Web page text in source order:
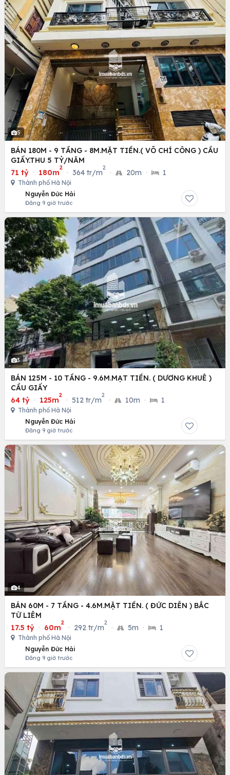
5
BÁN 180M - 9 TẦNG - 8M.MẶT TIỀN.( VÕ CHÍ CÔNG ) CẦU
GIẤY.THU 5 TỶ/NĂM
71 tỷ · 180m
2
· 364 tr/m
2
· 20m · 1
Thành phố Hà Nội
Nguyễn Đức Hải
Đăng 9 giờ trước
3
BÁN 125M - 10 TẦNG - 9.6M.MẠT TIỀN. ( DƯƠNG KHUÊ )
CẦU GIẤY
64 tỷ · 125m
2
· 512 tr/m
2
· 10m · 1
Thành phố Hà Nội
Nguyễn Đức Hải
Đăng 9 giờ trước
4
BÁN 60M - 7 TẦNG - 4.6M.MẶT TIỀN. ( ĐỨC DIỄN ) BẮC
TỪ LIÊM
17.5 tỷ · 60m
2
· 292 tr/m
2
· 5m · 1
Thành phố Hà Nội
Nguyễn Đức Hải
Đăng 9 giờ trước